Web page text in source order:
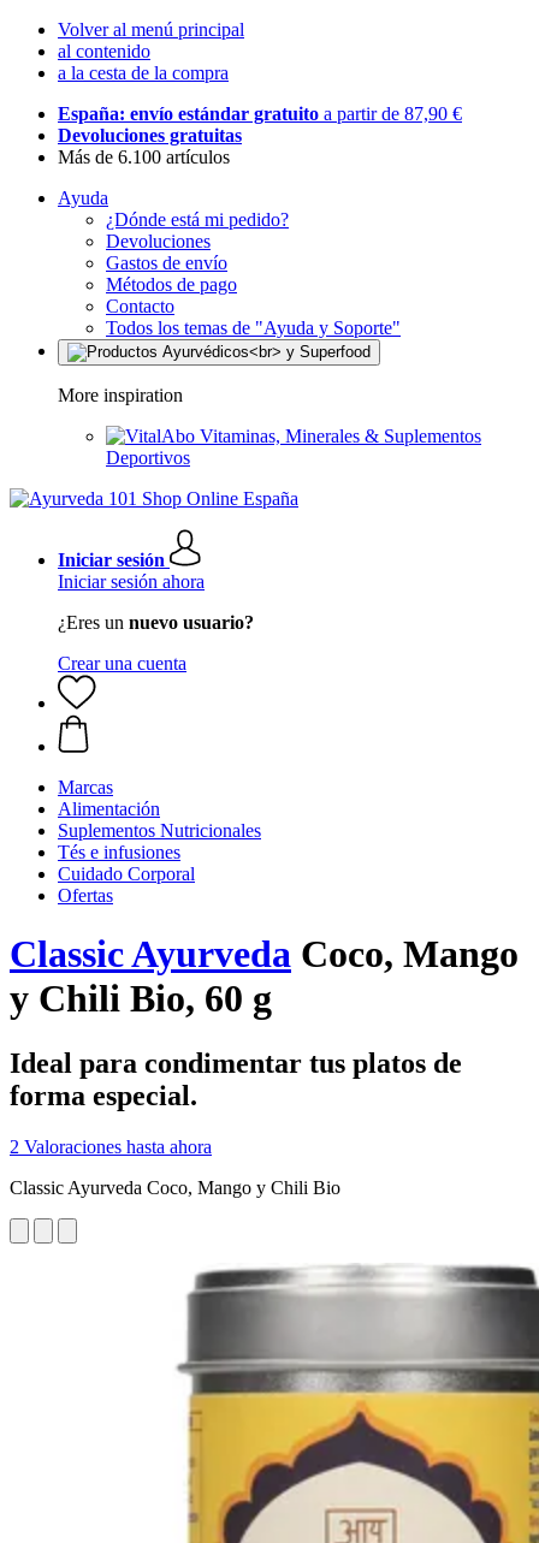
Volver al menú principal
al contenido
a la cesta de la compra
España: envío estándar gratuito a partir de 87,90 €
Devoluciones gratuitas
Más de 6.100 artículos
Ayuda
¿Dónde está mi pedido?
Devoluciones
Gastos de envío
Métodos de pago
Contacto
Todos los temas de "Ayuda y Soporte"
More inspiration
Vitaminas, Minerales & Suplementos
Deportivos
Iniciar sesión
Iniciar sesión ahora
¿Eres un nuevo usuario?
Crear una cuenta
Marcas
Alimentación
Suplementos Nutricionales
Tés e infusiones
Cuidado Corporal
Ofertas
Classic Ayurveda Coco, Mango
y Chili Bio, 60 g
Ideal para condimentar tus platos de
forma especial.
2 Valoraciones hasta ahora
Classic Ayurveda Coco, Mango y Chili Bio